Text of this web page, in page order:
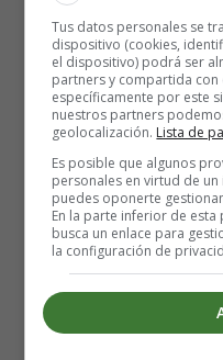
para desarrollar cáncer
exposición a sustancias
avanzada, irritación
familiares de la
Algunos de los
de vejiga incluyen:
Sangre en la orina
La presencia de sangre
señal de advertencia de
Tus datos personales se
dispositivo (cookies,
el dispositivo) podrá ser
partners y compartida con
específicamente por este
nuestros partners
geolocalización. Lista de
Es posible que algunos
personales en virtud de
puedes oponerte
En la parte inferior de esta
busca un enlace para
la configuración de